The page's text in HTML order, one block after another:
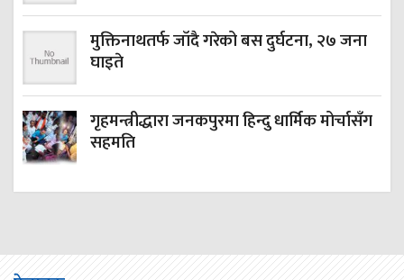
मुक्तिनाथतर्फ जाँदै गरेको बस दुर्घटना, २७ जना
घाइते
गृहमन्त्रीद्धारा जनकपुरमा हिन्दु धार्मिक मोर्चासँग
सहमति